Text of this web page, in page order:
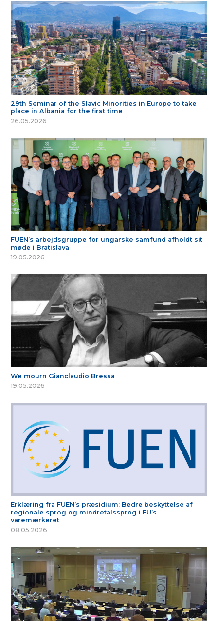
29th Seminar of the Slavic Minorities in Europe to take
place in Albania for the first time
26.05.2026
FUEN’s arbejdsgruppe for ungarske samfund afholdt sit
møde i Bratislava
19.05.2026
We mourn Gianclaudio Bressa
19.05.2026
Erklæring fra FUEN’s præsidium: Bedre beskyttelse af
regionale sprog og mindretalssprog i EU’s
varemærkeret
08.05.2026